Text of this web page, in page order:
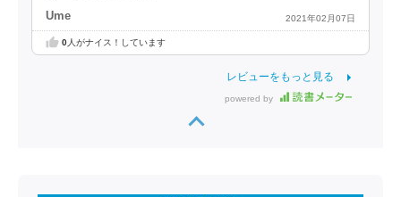
Ume 2021年02月07日
0人がナイス！しています
レビューをもっと見る
powered by